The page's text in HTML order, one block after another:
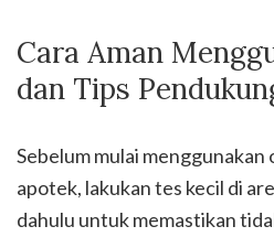
Cara Aman
dan Tips
Sebelum mulai menggunakan
apotek, lakukan tes kecil di
dahulu untuk memastikan